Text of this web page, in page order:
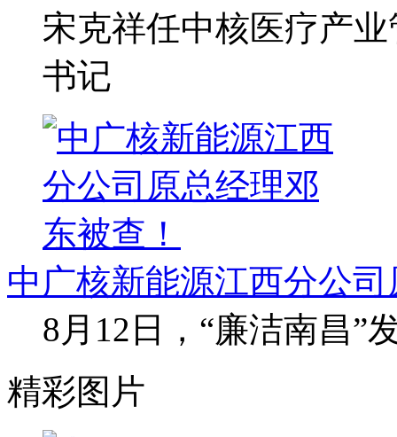
宋克祥任中核医疗产
书记
中广核新能源江西分公
8月12日，“廉洁南昌”
精彩图片